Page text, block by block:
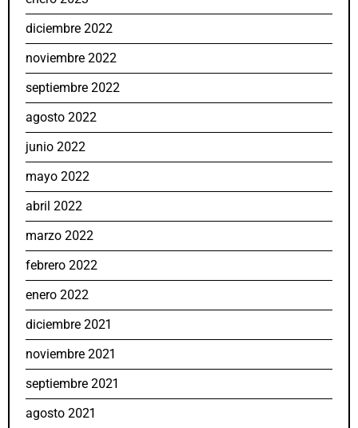
diciembre 2022
noviembre 2022
septiembre 2022
agosto 2022
junio 2022
mayo 2022
abril 2022
marzo 2022
febrero 2022
enero 2022
diciembre 2021
noviembre 2021
septiembre 2021
agosto 2021